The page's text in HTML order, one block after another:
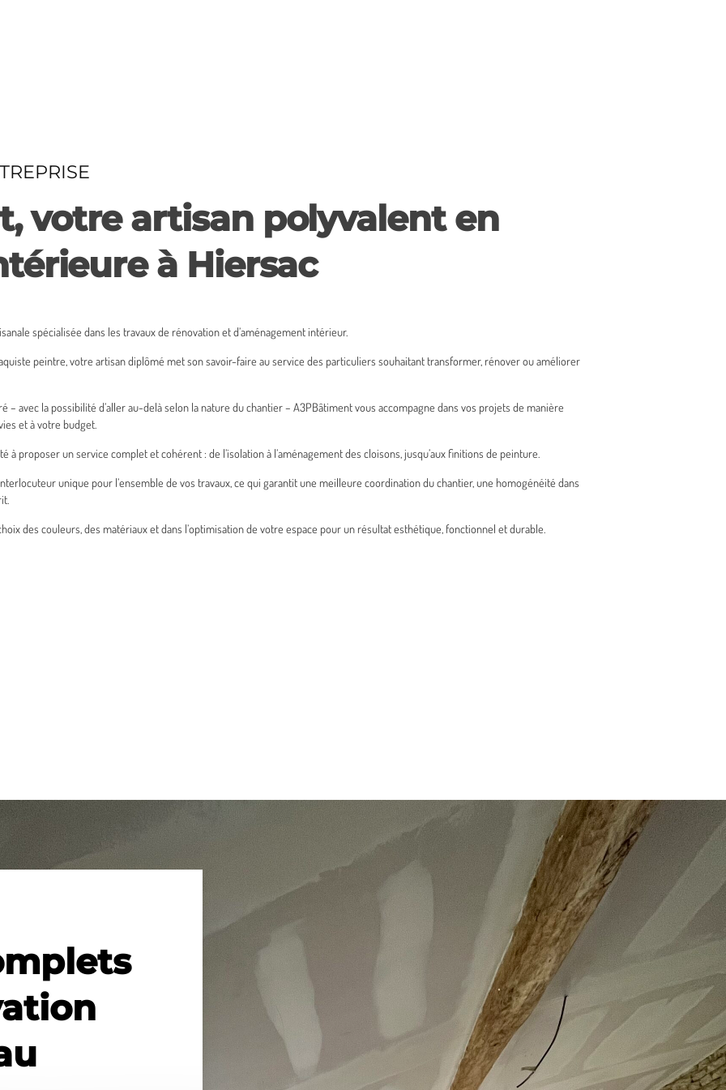
votre artisan polyvalent en
à Hiersac
spécialisée dans les travaux de rénovation et d’aménagement intérieur.
peintre, votre artisan diplômé met son savoir-faire au service des particuliers souhaitant transformer, rénover ou améliorer
– avec la possibilité d’aller au-delà selon la nature du chantier – A3PBâtiment vous accompagne dans vos projets de manière
et à votre budget.
à proposer un service complet et cohérent : de l’isolation à l’aménagement des cloisons, jusqu’aux finitions de peinture.
unique pour l’ensemble de vos travaux, ce qui garantit une meilleure coordination du chantier, une homogénéité dans
des couleurs, des matériaux et dans l’optimisation de votre espace pour un résultat esthétique, fonctionnel et durable.